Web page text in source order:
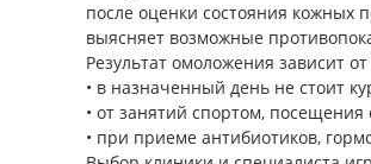
после оценки состояния кожных
выясняет возможные
Результат омоложения зависит
• в назначенный день не стоит
• от занятий спортом,
• при приеме антибиотиков,